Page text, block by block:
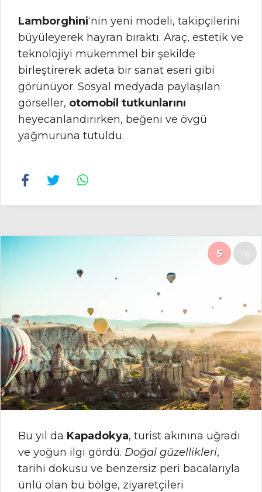
Lamborghini‘nin yeni modeli, takipçilerini
büyüleyerek hayran bıraktı. Araç, estetik ve
teknolojiyi mükemmel bir şekilde
birleştirerek adeta bir sanat eseri gibi
görünüyor. Sosyal medyada paylaşılan
görseller, otomobil tutkunlarını
heyecanlandırırken, beğeni ve övgü
yağmuruna tutuldu.
5
Bu yıl da Kapadokya, turist akınına uğradı
ve yoğun ilgi gördü. Doğal güzellikleri,
tarihi dokusu ve benzersiz peri bacalarıyla
ünlü olan bu bölge, ziyaretçileri